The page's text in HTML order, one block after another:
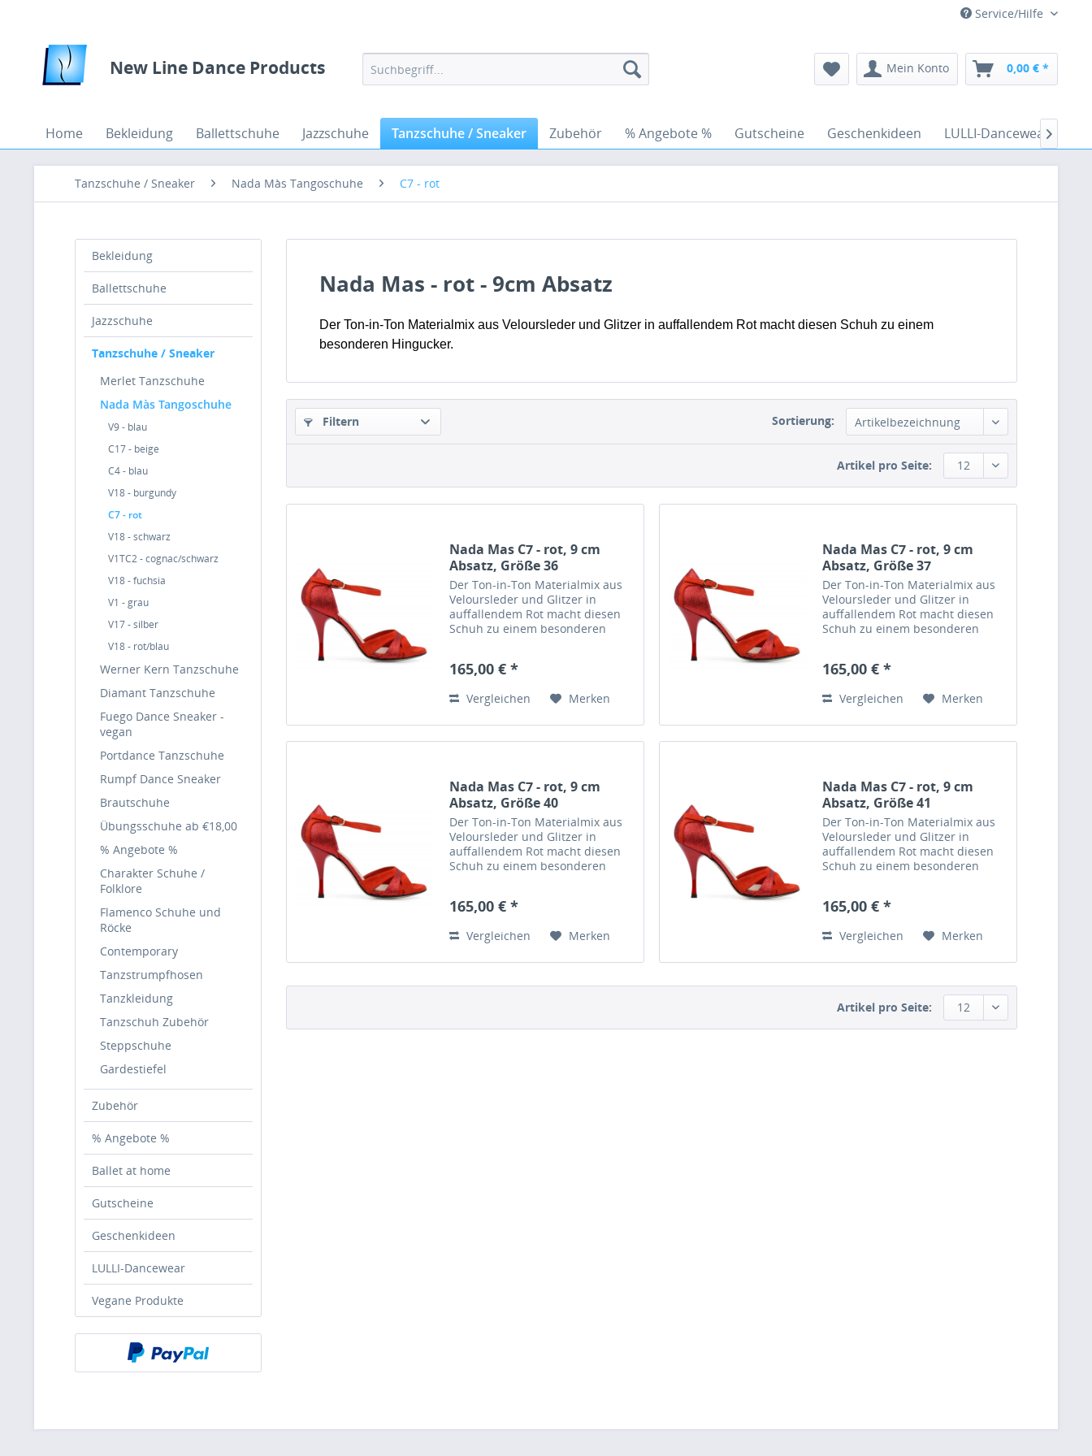
Service/Hilfe
New Line Dance Products Mein Konto 0,00 € *
Home Bekleidung Ballettschuhe Jazzschuhe Tanzschuhe / Sneaker Zubehör % Angebote % Gutscheine Geschenkideen LULLI-Dancewear
Tanzschuhe / Sneaker Nada Màs Tangoschuhe C7 - rot
Bekleidung
Ballettschuhe
Jazzschuhe
Tanzschuhe / Sneaker
Merlet Tanzschuhe
Nada Màs Tangoschuhe
V9 - blau
C17 - beige
C4 - blau
V18 - burgundy
C7 - rot
V18 - schwarz
V1TC2 - cognac/schwarz
V18 - fuchsia
V1 - grau
V17 - silber
V18 - rot/blau
Werner Kern Tanzschuhe
Diamant Tanzschuhe
Fuego Dance Sneaker -
vegan
Portdance Tanzschuhe
Rumpf Dance Sneaker
Brautschuhe
Übungsschuhe ab €18,00
% Angebote %
Charakter Schuhe /
Folklore
Flamenco Schuhe und
Röcke
Contemporary
Tanzstrumpfhosen
Tanzkleidung
Tanzschuh Zubehör
Steppschuhe
Gardestiefel
Zubehör
% Angebote %
Ballet at home
Gutscheine
Geschenkideen
LULLI-Dancewear
Vegane Produkte
Nada Mas - rot - 9cm Absatz
Der Ton-in-Ton Materialmix aus Veloursleder und Glitzer in auffallendem Rot macht diesen Schuh zu einem
besonderen Hingucker.
Filtern Sortierung: Artikelbezeichnung
Artikel pro Seite: 12
Nada Mas C7 - rot, 9 cm
Absatz, Größe 36
Der Ton-in-Ton Materialmix aus
Veloursleder und Glitzer in
auffallendem Rot macht diesen
Schuh zu einem besonderen
in rot Absatzhöhe: 9 cm Größe: 36
im...
165,00 € *
Vergleichen Merken
Nada Mas C7 - rot, 9 cm
Absatz, Größe 37
Der Ton-in-Ton Materialmix aus
Veloursleder und Glitzer in
auffallendem Rot macht diesen
Schuh zu einem besonderen
in rot Absatzhöhe: 9 cm Größe: 37
im...
165,00 € *
Vergleichen Merken
Nada Mas C7 - rot, 9 cm
Absatz, Größe 40
Der Ton-in-Ton Materialmix aus
Veloursleder und Glitzer in
auffallendem Rot macht diesen
Schuh zu einem besonderen
in rot Absatzhöhe: 9 cm Größe: 40
im...
165,00 € *
Vergleichen Merken
Nada Mas C7 - rot, 9 cm
Absatz, Größe 41
Der Ton-in-Ton Materialmix aus
Veloursleder und Glitzer in
auffallendem Rot macht diesen
Schuh zu einem besonderen
in rot Absatzhöhe: 9 cm Größe: 41
im...
165,00 € *
Vergleichen Merken
Artikel pro Seite: 12